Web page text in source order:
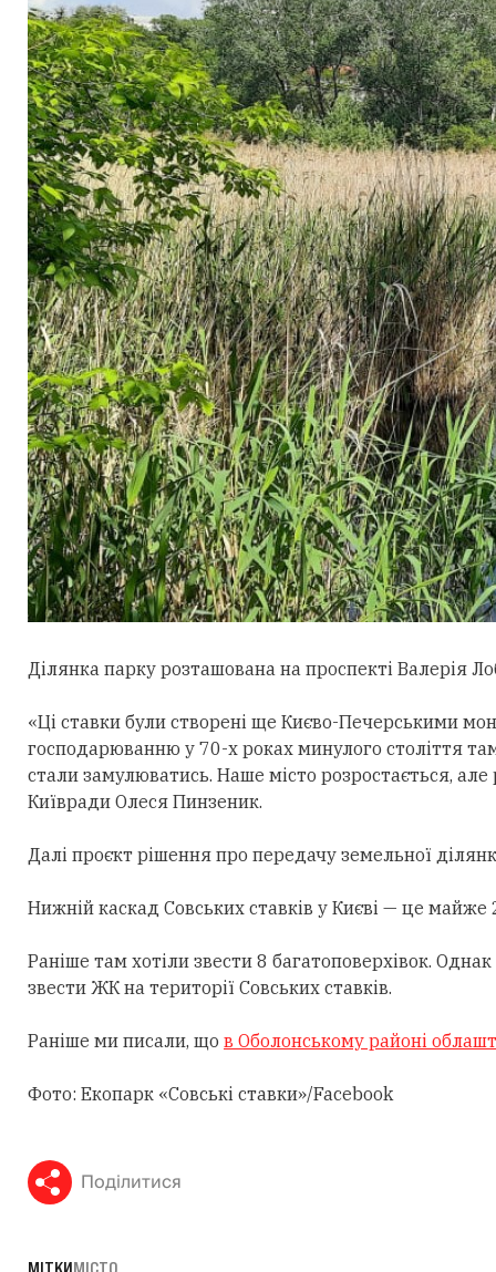
Ділянка парку розташована на проспекті Валерія
«Ці ставки були створені ще Києво-Печерськими
господарюванню у 70-х роках минулого століття
стали замулюватись. Наше місто розростається,
Київради Олеся Пинзеник.
Далі проєкт рішення про передачу земельної
Нижній каскад Совських ставків у Києві — це майже
Раніше там хотіли звести 8 багатоповерхівок.
звести ЖК на території Совських ставків.
Раніше ми писали, що в Оболонському районі
Фото: Екопарк «Совські ставки»/Facebook
Поділитися
МІТКИМІСТО